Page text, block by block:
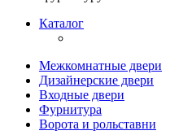
Каталог
Межкомнатные двери
Дизайнерские двери
Входные двери
Фурнитура
Ворота и рольставни